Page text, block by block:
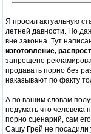
Я просил актуальную
летней давности. Но
вне законна. Тут
изготовление,
запрещено
продавать порно без
наказывают по факту
А по вашим словам
подумать что человека
порно сценарий, сам
Сашу Грей не посадили